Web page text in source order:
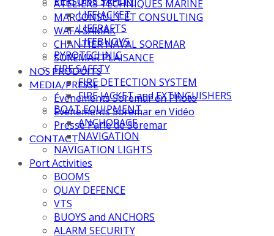
ATELIERS TECHNIQUES MARINE
MARCONSULT ET CONSULTING
WAFA SAMAK
CHANTIER NAVAL SOREMAR
SOREMAR PLAISANCE
NOS PRODUITS
MEDIA/PRESSE
Évènements Soremar en Photo
Évènements Soremar en Vidéo
Presse Parle de Soremar
CONTACT
LIFEJACKET
LIFERAFTS
LIFEBUOYS
PYROTECHNIC
FIRE SAFETY
FIRE DETECTION SYSTEM
FIRE JACKET and EXTINGUISHERS
BOAT EQUIPMENT
ANCHORAGE
NAVIGATION
NAVIGATION LIGHTS
Port Activities
BOOMS
QUAY DEFENCE
VTS
BUOYS and ANCHORS
ALARM SECURITY